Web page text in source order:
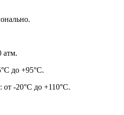
атм.
до +95°C.
-20°C до +110°C.